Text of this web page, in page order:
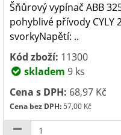
Šňůrový vypínač ABB
pohyblivé přívody CYLY
svorkyNapětí: ..
Kód zboží: 11300
skladem 9 ks
Cena s DPH: 68,97 Kč
Cena bez DPH:57,00 Kč